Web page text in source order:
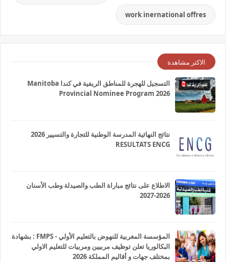
work inernational offres
الاكثر مشاهدة
التسجيل للهجرة للمناطق الريفية في كندا Manitoba
Provincial Nominee Program 2026
نتائج النهائية المدرسة الوطنية للتجارة والتسيير 2026
RESULTATS ENCG
الاطلاع على نتائج مباراة الطب والصيدلة وطب الأسنان
2026-2027
المؤسسة المغربية للنهوض بالتعليم الأولي - FMPS : بشهادة
البكالوريا تعلن توظيف مربيين ومربيات للتعليم الاولي
بمختلف جهات و أقاليم المملكة 2026